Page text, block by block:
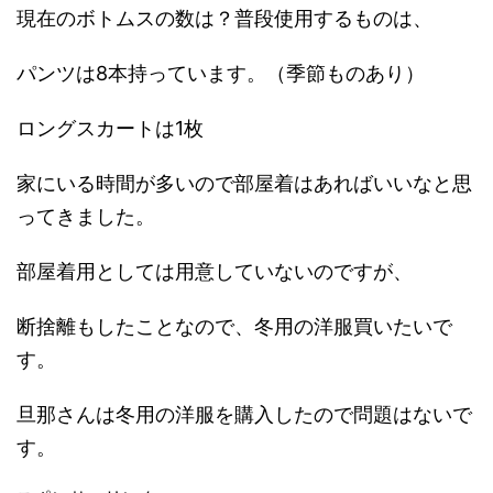
現在のボトムスの数は？普段使用するものは、
パンツは8本持っています。（季節ものあり）
ロングスカートは1枚
家にいる時間が多いので部屋着はあればいいなと思
ってきました。
部屋着用としては用意していないのですが、
断捨離もしたことなので、冬用の洋服買いたいで
す。
旦那さんは冬用の洋服を購入したので問題はないで
す。